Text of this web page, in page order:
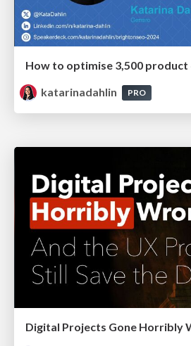
katarinadahlin
PRO